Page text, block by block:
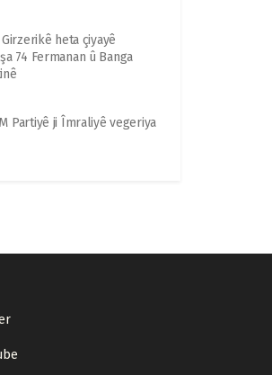
heta çiyayê
74 Fermanan û Banga
Partiyê ji Îmraliyê vegeriya